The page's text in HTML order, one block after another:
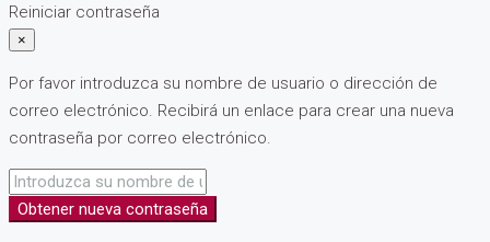
Reiniciar contraseña
×
Por favor introduzca su nombre de usuario o dirección de
correo electrónico. Recibirá un enlace para crear una nueva
contraseña por correo electrónico.
Obtener nueva contraseña